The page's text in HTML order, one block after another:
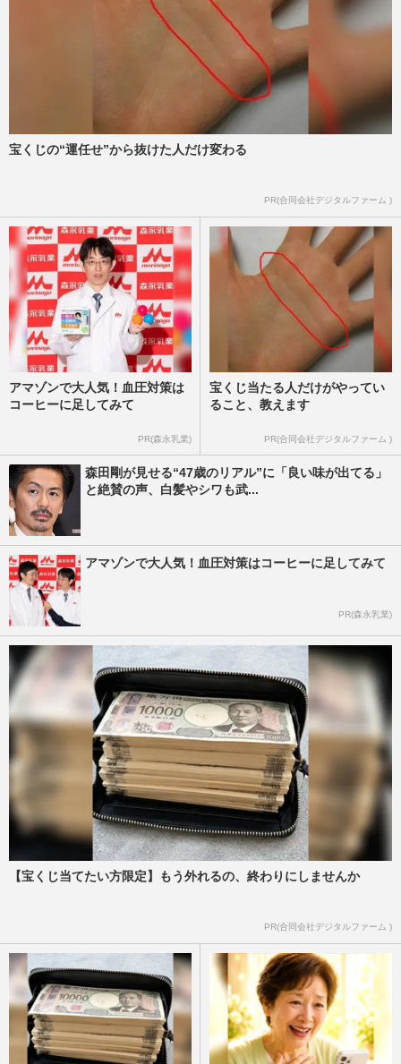
宝くじの“運任せ”から抜けた人だけ変わる
PR(合同会社デジタルファーム )
アマゾンで大人気！血圧対策は
コーヒーに足してみて
PR(森永乳業)
宝くじ当たる人だけがやってい
ること、教えます
PR(合同会社デジタルファーム )
森田剛が見せる“47歳のリアル”に「良い味が出てる」
と絶賛の声、白髪やシワも武...
アマゾンで大人気！血圧対策はコーヒーに足してみて
PR(森永乳業)
【宝くじ当てたい方限定】もう外れるの、終わりにしませんか
PR(合同会社デジタルファーム )